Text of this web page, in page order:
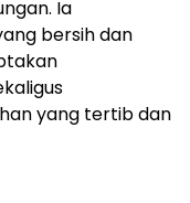
Ia
bersih dan
yang tertib dan